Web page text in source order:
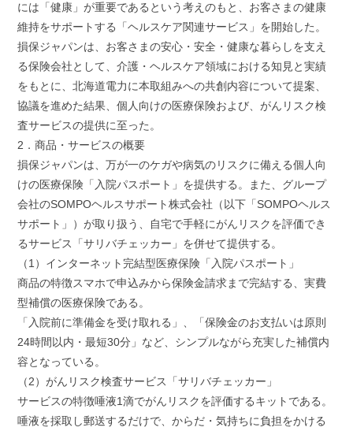
には「健康」が重要であるという考えのもと、お客さまの健康
維持をサポートする「ヘルスケア関連サービス」を開始した。
損保ジャパンは、お客さまの安心・安全・健康な暮らしを支え
る保険会社として、介護・ヘルスケア領域における知見と実績
をもとに、北海道電力に本取組みへの共創内容について提案、
協議を進めた結果、個人向けの医療保険および、がんリスク検
査サービスの提供に至った。
2．商品・サービスの概要
損保ジャパンは、万が一のケガや病気のリスクに備える個人向
けの医療保険「入院パスポート」を提供する。また、グループ
会社のSOMPOヘルスサポート株式会社（以下「SOMPOヘルス
サポート」）が取り扱う、自宅で手軽にがんリスクを評価でき
るサービス「サリバチェッカー」を併せて提供する。
（1）インターネット完結型医療保険「入院パスポート」
商品の特徴スマホで申込みから保険金請求まで完結する、実費
型補償の医療保険である。
「入院前に準備金を受け取れる」、「保険金のお支払いは原則
24時間以内・最短30分」など、シンプルながら充実した補償内
容となっている。
（2）がんリスク検査サービス「サリバチェッカー」
サービスの特徴唾液1滴でがんリスクを評価するキットである。
唾液を採取し郵送するだけで、からだ・気持ちに負担をかける